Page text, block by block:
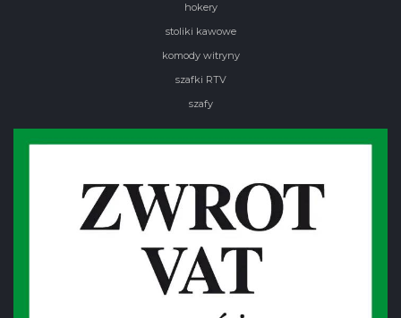
hokery
stoliki kawowe
komody witryny
szafki RTV
szafy